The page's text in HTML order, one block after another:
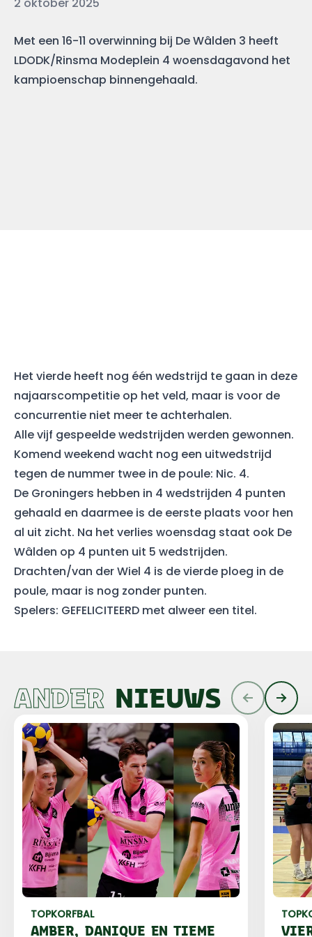
2 oktober 2025
Met een 16-11 overwinning bij De Wâlden 3 heeft
LDODK/Rinsma Modeplein 4 woensdagavond het
kampioenschap binnengehaald.
Het vierde heeft nog één wedstrijd te gaan in deze
najaarscompetitie op het veld, maar is voor de
concurrentie niet meer te achterhalen.
Alle vijf gespeelde wedstrijden werden gewonnen.
Komend weekend wacht nog een uitwedstrijd
tegen de nummer twee in de poule: Nic. 4.
De Groningers hebben in 4 wedstrijden 4 punten
gehaald en daarmee is de eerste plaats voor hen
al uit zicht. Na het verlies woensdag staat ook De
Wâlden op 4 punten uit 5 wedstrijden.
Drachten/van der Wiel 4 is de vierde ploeg in de
poule, maar is nog zonder punten.
Spelers: GEFELICITEERD met alweer een titel.
ANDER NIEUWS
TOPKORFBAL
AMBER, DANIQUE EN TIEME